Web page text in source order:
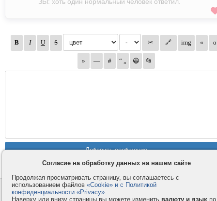
Контакты
Согласие на обработку данных на нашем сайте
Продолжая просматривать страницу, вы соглашаетесь с
использованием файлов «Cookie» и с Политикой
конфиденциальности «Privacy».
Наверху или внизу страницы вы можете изменить валюту и язык по